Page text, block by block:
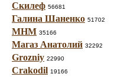
Скилеф 56681
Галина Шаненко 51702
МНМ 35166
Магаз Анатолий 32292
Grozniy 22990
Crakodil 19166